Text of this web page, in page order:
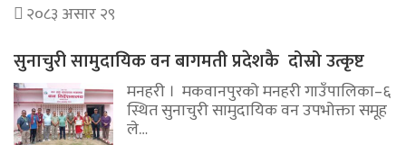
२०८३ असार २९
सुनाचुरी सामुदायिक वन बागमती प्रदेशकै दोस्रो उत्कृष्ट
मनहरी । मकवानपुरको मनहरी गाउँपालिका–६
स्थित सुनाचुरी सामुदायिक वन उपभोक्ता समूह
ले…